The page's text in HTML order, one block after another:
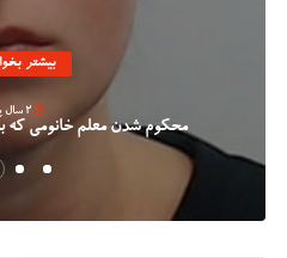
بیشتر
محکوم شدن معلم خانومی که
2 سال پیش